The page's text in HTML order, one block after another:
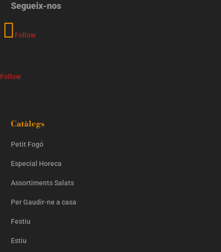
Segueix-nos
Follow
Follow
Catàlegs
Petit Fogó
Especial Horeca
Assortiments Salats
Per Gaudir-ne a casa
Festiu
Estiu